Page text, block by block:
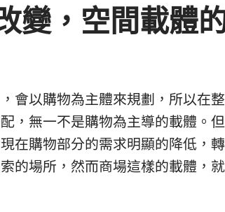
變，空間載體
會以購物為主體來規劃，所以在
，無一不是購物為主導的載體。
在購物部分的需求明顯的降低，
的場所，然而商場這樣的載體，